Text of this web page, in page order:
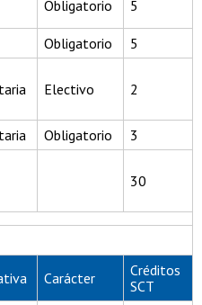
Obligatorio 5
Obligatorio
5
Electivo 2
Obligatorio
3
30
Carácter
Créditos
SCT